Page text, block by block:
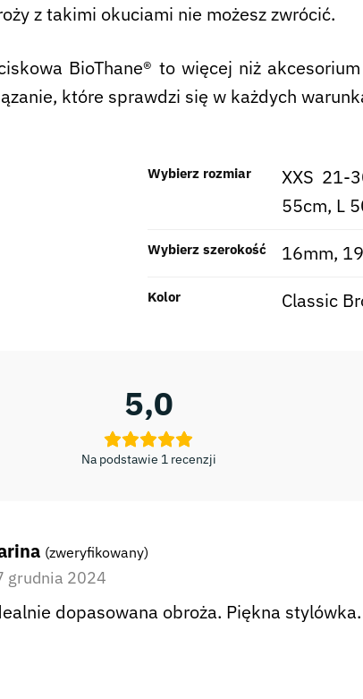
z takimi okuciami nie możesz zwrócić.
BioThane® to więcej niż
które sprawdzi się w każdych
Wybierz rozmiar
XXS 21-
55cm, L
Wybierz szerokość 16mm,
Kolor Classic
5,0
Na podstawie 1 recenzji
(zweryfikowany)
grudnia 2024
dopasowana obroża. Piękna